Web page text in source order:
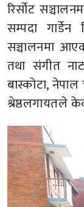
रिर्सोट
सम्पदा गार्डेन
सञ्चालनमा
तथा संगीत
बास्कोटा,
श्रेष्ठलगायतले